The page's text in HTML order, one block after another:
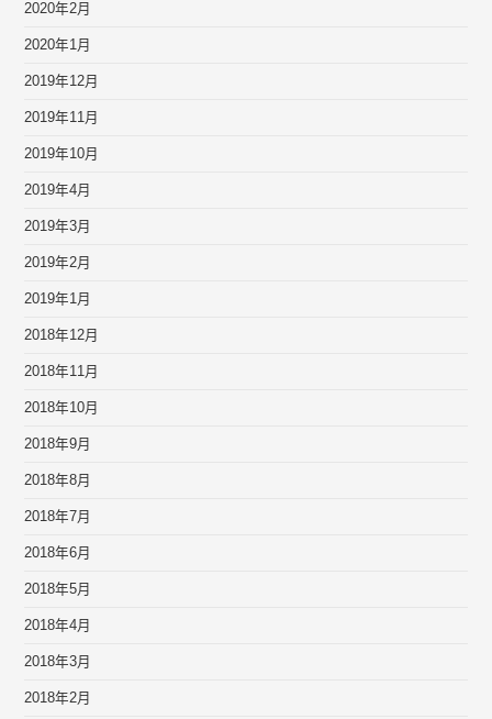
2020年2月
2020年1月
2019年12月
2019年11月
2019年10月
2019年4月
2019年3月
2019年2月
2019年1月
2018年12月
2018年11月
2018年10月
2018年9月
2018年8月
2018年7月
2018年6月
2018年5月
2018年4月
2018年3月
2018年2月